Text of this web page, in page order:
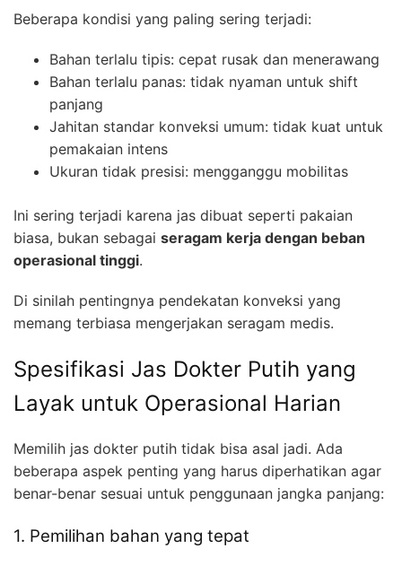
Beberapa kondisi yang paling sering terjadi:
Bahan terlalu tipis: cepat rusak dan menerawang
Bahan terlalu panas: tidak nyaman untuk shift
panjang
Jahitan standar konveksi umum: tidak kuat untuk
pemakaian intens
Ukuran tidak presisi: mengganggu mobilitas
Ini sering terjadi karena jas dibuat seperti pakaian
biasa, bukan sebagai seragam kerja dengan beban
operasional tinggi.
Di sinilah pentingnya pendekatan konveksi yang
memang terbiasa mengerjakan seragam medis.
Spesifikasi Jas Dokter Putih yang
Layak untuk Operasional Harian
Memilih jas dokter putih tidak bisa asal jadi. Ada
beberapa aspek penting yang harus diperhatikan agar
benar-benar sesuai untuk penggunaan jangka panjang:
1. Pemilihan bahan yang tepat